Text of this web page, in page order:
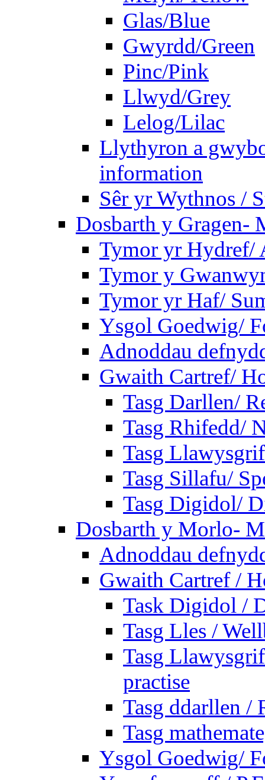
Glas/Blue
Gwyrdd/Green
Pinc/Pink
Llwyd/Grey
Lelog/Lilac
Llythyron a
information
Sêr yr Wythnos /
Dosbarth y Gragen-
Tymor yr Hydref/
Tymor y
Tymor yr Haf/
Ysgol Goedwig/
Adnoddau
Gwaith Cartref/
Tasg Darllen/
Tasg Rhifedd/
Tasg
Tasg Sillafu/
Tasg Digidol/
Dosbarth y Morlo-
Adnoddau
Gwaith Cartref /
Task Digidol /
Tasg Lles /
Tasg
practise
Tasg ddarllen /
Tasg
Ysgol Goedwig/